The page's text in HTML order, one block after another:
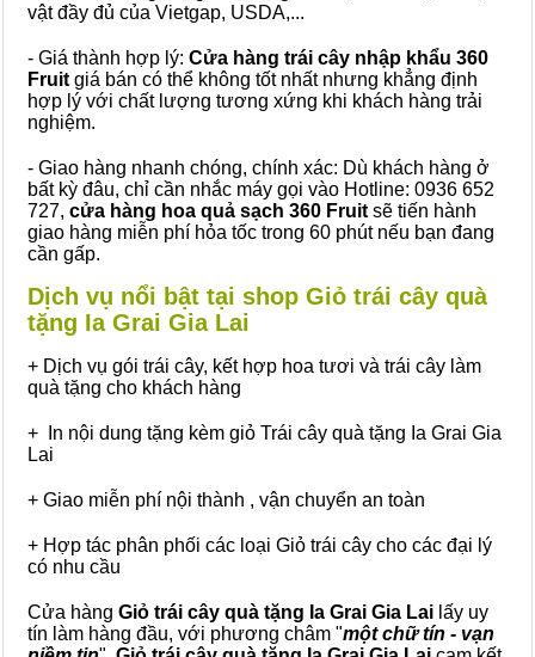
vật đầy đủ của Vietgap, USDA,...
- Giá thành hợp lý: Cửa hàng trái cây nhập khẩu 360
Fruit giá bán có thể không tốt nhất nhưng khẳng định
hợp lý với chất lượng tương xứng khi khách hàng trải
nghiệm.
- Giao hàng nhanh chóng, chính xác: Dù khách hàng ở
bất kỳ đâu, chỉ cần nhắc máy gọi vào Hotline: 0936 652
727, cửa hàng hoa quả sạch 360 Fruit sẽ tiến hành
giao hàng miễn phí hỏa tốc trong 60 phút nếu bạn đang
cần gấp.
Dịch vụ nổi bật tại shop Giỏ trái cây quà
tặng Ia Grai Gia Lai
+ Dịch vụ gói trái cây, kết hợp hoa tươi và trái cây làm
quà tặng cho khách hàng
+ In nội dung tặng kèm giỏ Trái cây quà tặng Ia Grai Gia
Lai
+ Giao miễn phí nội thành , vận chuyển an toàn
+ Hợp tác phân phối các loại Giỏ trái cây cho các đại lý
có nhu cầu
Cửa hàng Giỏ trái cây quà tặng Ia Grai Gia Lai lấy uy
tín làm hàng đầu, với phương châm "một chữ tín - vạn